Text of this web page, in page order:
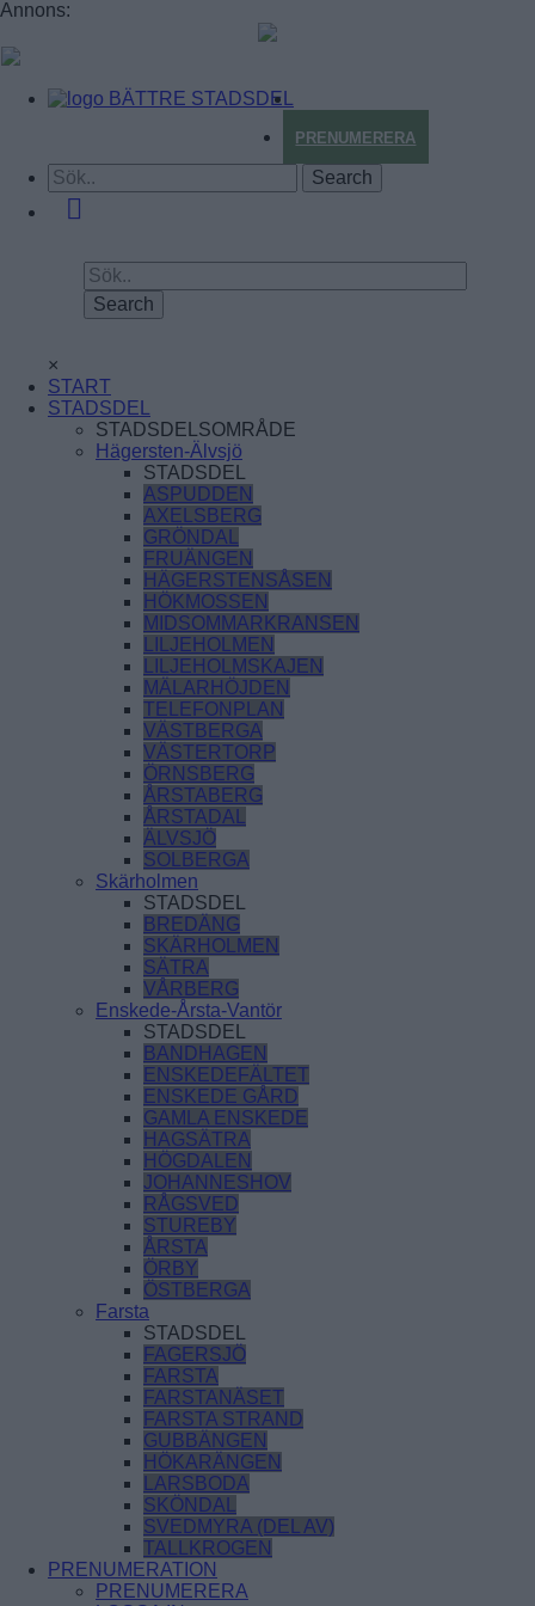
Annons:
BÄTTRE STADSDEL
PRENUMERERA
×
START
STADSDEL
STADSDELSOMRÅDE
Hägersten-Älvsjö
STADSDEL
ASPUDDEN
AXELSBERG
GRÖNDAL
FRUÄNGEN
HÄGERSTENSÅSEN
HÖKMOSSEN
MIDSOMMARKRANSEN
LILJEHOLMEN
LILJEHOLMSKAJEN
MÄLARHÖJDEN
TELEFONPLAN
VÄSTBERGA
VÄSTERTORP
ÖRNSBERG
ÅRSTABERG
ÅRSTADAL
ÄLVSJÖ
SOLBERGA
Skärholmen
STADSDEL
BREDÄNG
SKÄRHOLMEN
SÄTRA
VÅRBERG
Enskede-Årsta-Vantör
STADSDEL
BANDHAGEN
ENSKEDEFÄLTET
ENSKEDE GÅRD
GAMLA ENSKEDE
HAGSÄTRA
HÖGDALEN
JOHANNESHOV
RÅGSVED
STUREBY
ÅRSTA
ÖRBY
ÖSTBERGA
Farsta
STADSDEL
FAGERSJÖ
FARSTA
FARSTANÄSET
FARSTA STRAND
GUBBÄNGEN
HÖKARÄNGEN
LARSBODA
SKÖNDAL
SVEDMYRA (DEL AV)
TALLKROGEN
PRENUMERATION
PRENUMERERA